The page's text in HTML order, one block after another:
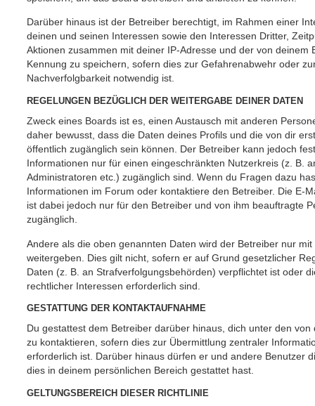
Darüber hinaus ist der Betreiber berechtigt, im Rahmen einer
deinen und seinen Interessen sowie den Interessen Dritter,
Aktionen zusammen mit deiner IP-Adresse und der von deinem
Kennung zu speichern, sofern dies zur Gefahrenabwehr oder
Nachverfolgbarkeit notwendig ist.
REGELUNGEN BEZÜGLICH DER WEITERGABE DEINER DATEN
Zweck eines Boards ist es, einen Austausch mit anderen
daher bewusst, dass die Daten deines Profils und die von dir
öffentlich zugänglich sein können. Der Betreiber kann jedoch
Informationen nur für einen eingeschränkten Nutzerkreis (z. B.
Administratoren etc.) zugänglich sind. Wenn du Fragen dazu
Informationen im Forum oder kontaktiere den Betreiber. Die E-
ist dabei jedoch nur für den Betreiber und von ihm beauftragte
zugänglich.
Andere als die oben genannten Daten wird der Betreiber nur
weitergeben. Dies gilt nicht, sofern er auf Grund gesetzlicher
Daten (z. B. an Strafverfolgungsbehörden) verpflichtet ist oder
rechtlicher Interessen erforderlich sind.
GESTATTUNG DER KONTAKTAUFNAHME
Du gestattest dem Betreiber darüber hinaus, dich unter den
zu kontaktieren, sofern dies zur Übermittlung zentraler
erforderlich ist. Darüber hinaus dürfen er und andere Benutzer
dies in deinem persönlichen Bereich gestattet hast.
GELTUNGSBEREICH DIESER RICHTLINIE